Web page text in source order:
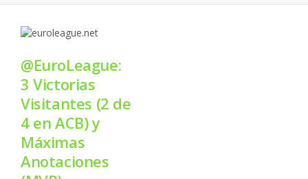
FEB
FIBA
OTROS
FORMACIÓN
NBA
@EuroLeague:
3 Victorias
Visitantes (2 de
4 en ACB) y
Máximas
Anotaciones